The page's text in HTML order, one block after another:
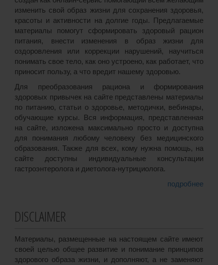
изменить свой образ жизни для сохранения здоровья,
красоты и активности на долгие годы. Предлагаемые
материалы помогут сформировать здоровый рацион
питания, внести изменения в образ жизни для
оздоровления или коррекции нарушений, научиться
понимать свое тело, как оно устроено, как работает, что
приносит пользу, а что вредит нашему здоровью.
Для преобразования рациона и формирования
здоровых привычек на сайте представлены материалы
по питанию, статьи о здоровье, методички, вебинары,
обучающие курсы. Вся информация, представленная
на сайте, изложена максимально просто и доступна
для понимания любому человеку без медицинского
образования. Также для всех, кому нужна помощь, на
сайте доступны индивидуальные консультации
гастроэнтеролога и диетолога-нутрициолога.
подробнее
DISCLAIMER
Материалы, размещенные на настоящем сайте имеют
своей целью общее развитие и понимание принципов
здорового образа жизни, и дополняют, а не заменяют